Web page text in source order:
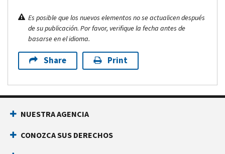
Es posible que los nuevos elementos no se actualicen después
de su publicación. Por favor, verifique la fecha antes de
basarse en el idioma.
Share Print
NUESTRA AGENCIA
CONOZCA SUS DERECHOS